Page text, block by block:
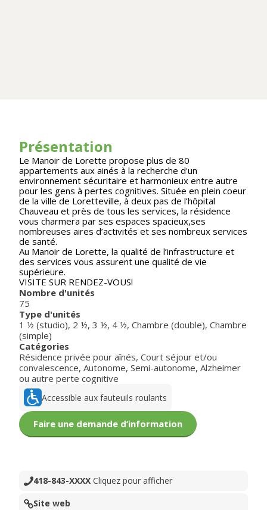
Présentation
Le Manoir de Lorette propose plus de 80
appartements aux ainés à la recherche d'un
environnement sécuritaire et harmonieux entre autre
pour les gens à pertes cognitives. Située en plein coeur
de la ville de Loretteville, à deux pas de l’hôpital
Chauveau et près de tous les services, la résidence
vous charmera par ses espaces spacieux,ses
nombreuses aires d’activités et ses nombreux services
de santé.
Au Manoir de Lorette, la qualité de l’infrastructure et
des services vous assurent une qualité de vie
supérieure.
VISITE SUR RENDEZ-VOUS!
Nombre d'unités
75
Type d'unités
1 ½ (studio), 2 ½, 3 ½, 4 ½, Chambre (double), Chambre
(simple)
Catégories
Résidence privée pour aînés, Court séjour et/ou
convalescence, Autonome, Semi-autonome, Alzheimer
ou autre perte cognitive
Accessible aux fauteuils roulants
Faire une demande d’information
418-843-XXXX Cliquez pour afficher
Site web